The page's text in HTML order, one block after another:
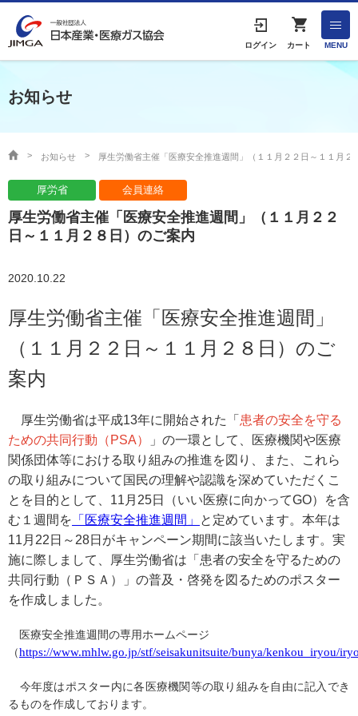
ログイン カート MENU
English
HOME
事業者の方へ
出版物・物品の販売
協会連絡先
産業ガス・医療ガスについて
出版物・物品の販売
セミナー・イベント
eラーニング・教育資料
会報誌・本部活動報告
地域本部のページ
統計資料
利用規約
プライバシーポリシー
特定商取引法に基づく表記
お知らせ
お知らせ 厚生労働省主催「医療安全推進週間」（１１月２２日～１１月２
厚労省 会員連絡
厚生労働省主催「医療安全推進週間」（１１月２２
日～１１月２８日）のご案内
2020.10.22
厚生労働省主催「医療安全推進週間」
（１１月２２日～１１月２８日）のご
案内
厚生労働省は平成13年に開始された「 患者の安全を守る
ための共同行動（PSA）
」の一環として、医療機関や医療
関係団体等における取り組みの推進を図り、また、これら
の取り組みについて国民の理解や認識を深めていただくこ
とを目的として、11月25日（いい医療に向かってGO）を含
む１週間を 「医療安全推進週間」
と定めています。本年は
11月22日～28日がキャンペーン期間に該当いたします。実
施に際しまして、厚生労働省は「患者の安全を守るための
共同行動（ＰＳＡ）」の普及・啓発を図るためのポスター
を作成しました。
医療安全推進週間の専用ホームページ
（https://www.mhlw.go.jp/stf/seisakunitsuite/bunya/kenkou_iryou/
今年度はポスター内に各医療機関等の取り組みを自由に記入でき
るものを作成しております。